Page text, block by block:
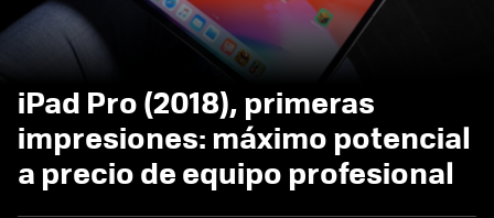
iPad Pro (2018), primeras
impresiones: máximo potencial
a precio de equipo profesional